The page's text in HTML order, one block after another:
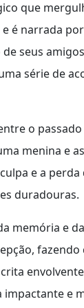
que
é narrada
seus
série de
o
menina e
e a
duradouras.
memória e
e